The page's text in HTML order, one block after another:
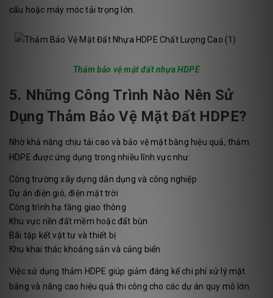
cẩu hoặc máy móc tải trọng lớn.
Thảm bảo vệ mặt đất nhựa HDPE
5. Những Công Trình Nào Nên Sử
Dụng Thảm Bảo Vệ Mặt Đất HDPE?
Nhờ khả năng chịu tải cao và bảo vệ mặt bằng hiệu quả, thảm
HDPE được ứng dụng trong nhiều lĩnh vực như:
Công trường xây dựng dân dụng và công nghiệp
Dự án điện gió, điện mặt trời
Công trình hạ tầng giao thông
Khu vực nền đất mềm hoặc đất bùn
Bãi tập kết vật tư và thiết bị
Khu khai thác khoáng sản và cảng biển
Việc sử dụng thảm HDPE giúp giảm đáng kể chi phí xử lý mặt
bằng và nâng cao hiệu quả thi công cho các dự án quy mô lớn.